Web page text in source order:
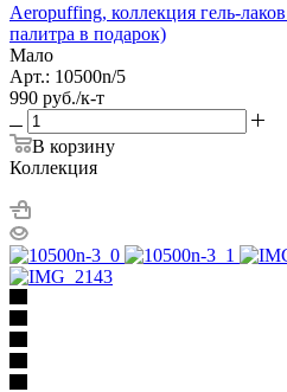
Aeropuffing, коллекция гель-
палитра в подарок)
Мало
Арт.: 10500n/5
990 руб./к-т
В корзину
Коллекция